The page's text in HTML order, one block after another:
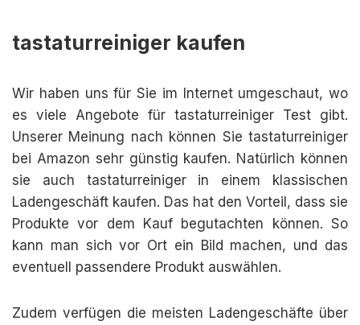
tastaturreiniger kaufen
Wir haben uns für Sie im Internet umgeschaut, wo
es viele Angebote für tastaturreiniger Test gibt.
Unserer Meinung nach können Sie tastaturreiniger
bei Amazon sehr günstig kaufen. Natürlich können
sie auch tastaturreiniger in einem klassischen
Ladengeschäft kaufen. Das hat den Vorteil, dass sie
Produkte vor dem Kauf begutachten können. So
kann man sich vor Ort ein Bild machen, und das
eventuell passendere Produkt auswählen.
Zudem verfügen die meisten Ladengeschäfte über